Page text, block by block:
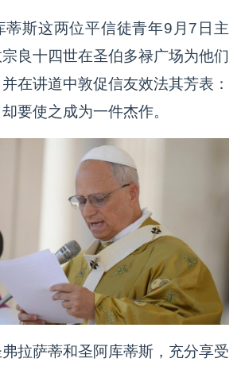
蒂斯这两位平信徒青年9月7日主
良十四世在圣伯多禄广场为他们
在讲道中敦促信友效法其芳表：
要使之成为一件杰作。
拉萨蒂和圣阿库蒂斯，充分享受